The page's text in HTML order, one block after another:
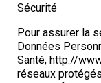
Sécurité
Pour assurer la
Données
Santé, http://
réseaux